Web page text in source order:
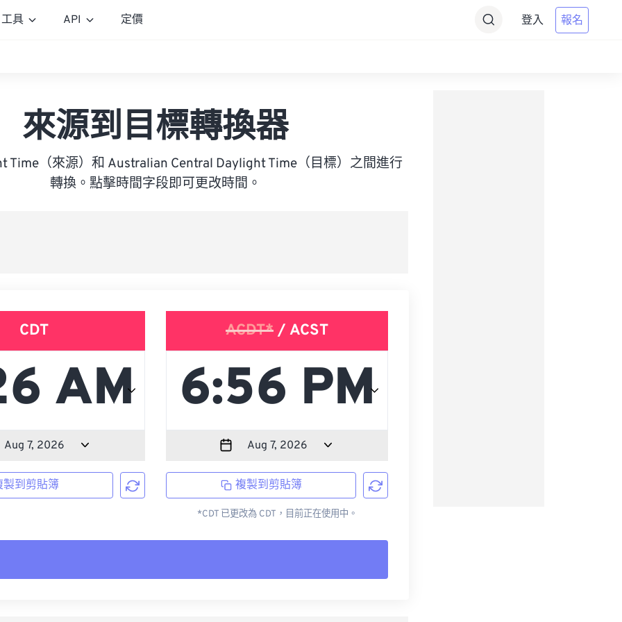
工具 API 定價 登入 報名
來源到目標轉換器
Time（來源）和 Australian Central Daylight Time（目標）之間進行
轉換。點擊時間字段即可更改時間。
CDT
製到剪貼簿
ACDT* / ACST
複製到剪貼簿
*CDT 已更改為 CDT，目前正在使用中。